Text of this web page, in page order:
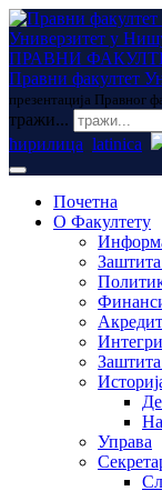
Универзитет у
ПРАВНИ
Правни факултет
презентација Правног
тражи...
ћирилица latinica
Почетна
О Факултету
Управа